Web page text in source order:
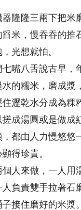
器隆隆三兩下把米
米，慢吞吞的推
光想就怕。
嘴八舌說古早，
水的糯米，磨成漿
瀝乾水分成為粿
成湯圓或是做成
都由人力慢悠悠
得珍貴。
個人來做，一人用
負責雙手拉著石
接住磨好的米漿。